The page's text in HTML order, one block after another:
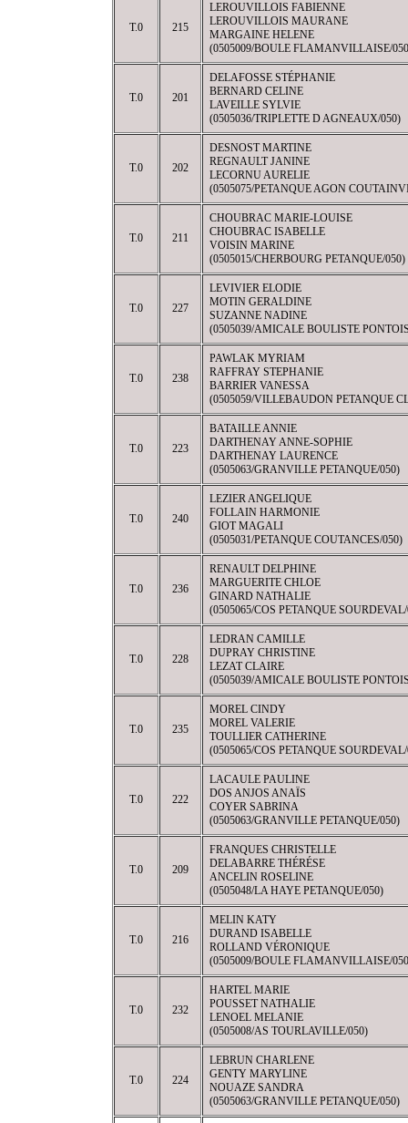
T.0 215
LEROUVILLOIS FABIENNE
LEROUVILLOIS MAURANE
MARGAINE HELENE
(0505009/BOULE FLAMANVILLAISE/
T.0 201
DELAFOSSE STÉPHANIE
BERNARD CELINE
LAVEILLE SYLVIE
(0505036/TRIPLETTE D AGNEAUX/050)
T.0 202
DESNOST MARTINE
REGNAULT JANINE
LECORNU AURELIE
(0505075/PETANQUE AGON
T.0 211
CHOUBRAC MARIE-LOUISE
CHOUBRAC ISABELLE
VOISIN MARINE
(0505015/CHERBOURG PETANQUE/050)
T.0 227
LEVIVIER ELODIE
MOTIN GERALDINE
SUZANNE NADINE
(0505039/AMICALE BOULISTE
T.0 238
PAWLAK MYRIAM
RAFFRAY STEPHANIE
BARRIER VANESSA
(0505059/VILLEBAUDON PETANQUE
T.0 223
BATAILLE ANNIE
DARTHENAY ANNE-SOPHIE
DARTHENAY LAURENCE
(0505063/GRANVILLE PETANQUE/050)
T.0 240
LEZIER ANGELIQUE
FOLLAIN HARMONIE
GIOT MAGALI
(0505031/PETANQUE COUTANCES/050)
T.0 236
RENAULT DELPHINE
MARGUERITE CHLOE
GINARD NATHALIE
(0505065/COS PETANQUE
T.0 228
LEDRAN CAMILLE
DUPRAY CHRISTINE
LEZAT CLAIRE
(0505039/AMICALE BOULISTE
T.0 235
MOREL CINDY
MOREL VALERIE
TOULLIER CATHERINE
(0505065/COS PETANQUE
T.0 222
LACAULE PAULINE
DOS ANJOS ANAÏS
COYER SABRINA
(0505063/GRANVILLE PETANQUE/050)
T.0 209
FRANQUES CHRISTELLE
DELABARRE THÉRÉSE
ANCELIN ROSELINE
(0505048/LA HAYE PETANQUE/050)
T.0 216
MELIN KATY
DURAND ISABELLE
ROLLAND VÉRONIQUE
(0505009/BOULE FLAMANVILLAISE/
T.0 232
HARTEL MARIE
POUSSET NATHALIE
LENOEL MELANIE
(0505008/AS TOURLAVILLE/050)
T.0 224
LEBRUN CHARLENE
GENTY MARYLINE
NOUAZE SANDRA
(0505063/GRANVILLE PETANQUE/050)